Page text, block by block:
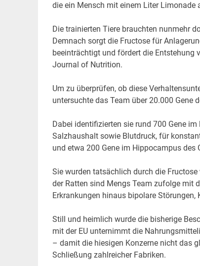
die ein Mensch mit einem Liter
Die trainierten Tiere brauchten nunmehr
Demnach sorgt die Fructose für
beeinträchtigt und fördert die Entstehung
Journal of Nutrition.
Um zu überprüfen, ob diese
untersuchte das Team über 20.000 Gene
Dabei identifizierten sie rund 700 Gene
Salzhaushalt sowie Blutdruck, für
und etwa 200 Gene im Hippocampus
Sie wurden tatsächlich durch die
der Ratten sind Mengs Team zufolge mit
Erkrankungen hinaus bipolare
Still und heimlich wurde die bisherige
mit der EU unternimmt die
– damit die hiesigen Konzerne nicht das
Schließung zahlreicher Fabriken.